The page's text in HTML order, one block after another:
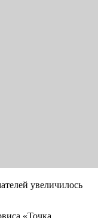
увеличилось
«Точка